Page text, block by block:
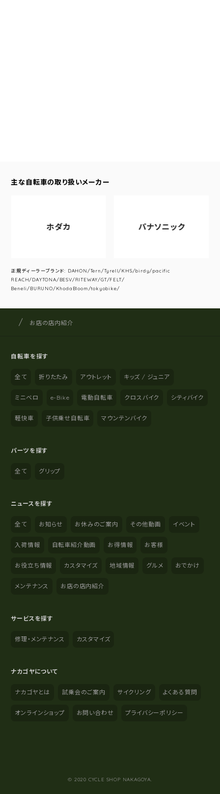
主な自転車の取り扱いメーカー
ホダカ パナソニック
正規ディーラーブランド: DAHON/Tern/Tyrell/KHS/birdy/pacific
REACH/DAYTONA/BESV/RITEWAY/GT/FELT/
Beneli/BURUNO/KhodaBloom/tokyobike/
サイト内の現在地
サイクルショップナカゴヤ
お店の店内紹介
自転車を探す
全て 折りたたみ アウトレット キッズ / ジュニア
ミニベロ e-Bike 電動自転車 クロスバイク シティバイク
軽快車 子供乗せ自転車 マウンテンバイク
パーツを探す
全て グリップ
ニュースを探す
全て お知らせ お休みのご案内 その他動画 イベント
入荷情報 自転車紹介動画 お得情報 お客様
お役立ち情報 カスタマイズ 地域情報 グルメ おでかけ
メンテナンス お店の店内紹介
サービスを探す
修理・メンテナンス カスタマイズ
ナカゴヤについて
ナカゴヤとは 試乗会のご案内 サイクリング よくある質問
オンラインショップ お問い合わせ プライバシーポリシー
© 2020 CYCLE SHOP NAKAGOYA.